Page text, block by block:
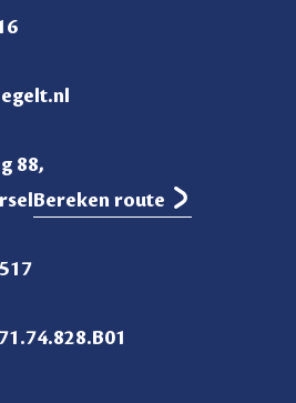
88,
Bereken route